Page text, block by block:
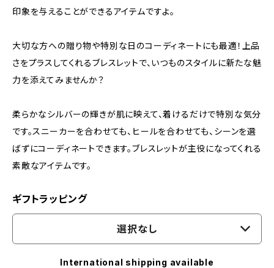
印象を与えることができるアイテムですよ。
大切な方への贈り物や特別な日のコーディネートにも最適！上品
さをプラスしてくれるブレスレットで、いつものスタイルに新たな魅
力を添えてみませんか？
柔らかなシルバーの輝きが肌に映えて、着けるだけで特別な気分
です。スニーカーを合わせても、ヒールを合わせても、シーンを選
ばずにコーディネートできます。ブレスレットが主役になってくれる
素敵なアイテムです。
ギフトラッピング
選択なし
International shipping available